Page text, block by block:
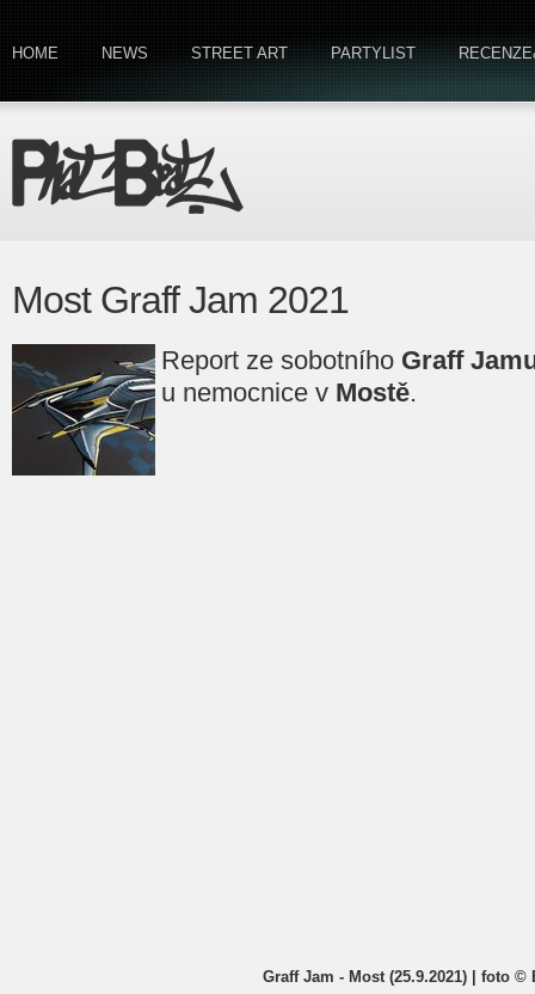
HOME NEWS STREET ART PARTYLIST
Most Graff Jam 2021
Report ze sobotního Graff
u nemocnice v Mostě.
Graff Jam - Most (25.9.2021) | foto ©